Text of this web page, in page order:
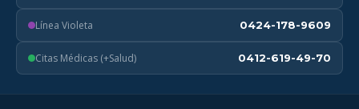
Línea Violeta 0424-178-9609
Citas Médicas (+Salud) 0412-619-49-70